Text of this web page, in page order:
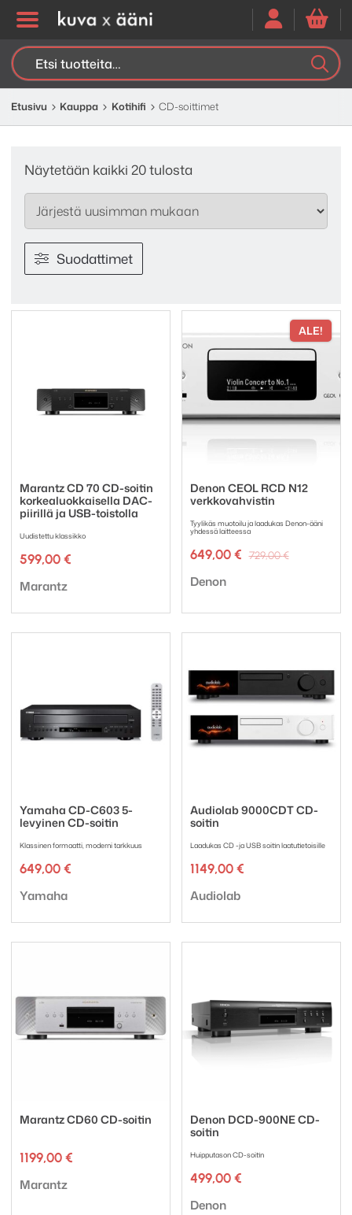
Etsi:
Etusivu Kauppa Kotihifi CD-soittimet
Näytetään kaikki 20 tulosta
by
latest
Suodattimet
Marantz CD 70 CD-soitin
korkealuokkaisella DAC-
piirillä ja USB-toistolla
Uudistettu klassikko
599,00 €
Tuotemerkki:
Marantz
ALE!
Denon CEOL RCD N12
verkkovahvistin
Tyylikäs muotoilu ja laadukas Denon-ääni
yhdessä laitteessa
729,00€
649,00 €
Nykyinen
Tuotemerkki:
Denon
Yamaha CD-C603 5-
levyinen CD-soitin
Klassinen formaatti, moderni tarkkuus
649,00 €
Tuotemerkki:
Yamaha
Audiolab 9000CDT CD-
soitin
Laadukas CD -ja USB soitin laatutietoisille
1149,00 €
Tuotemerkki:
Audiolab
Marantz CD60 CD-soitin
1199,00 €
Tuotemerkki:
Marantz
Denon DCD-900NE CD-
soitin
Huipputason CD-soitin
499,00 €
Tuotemerkki:
Denon